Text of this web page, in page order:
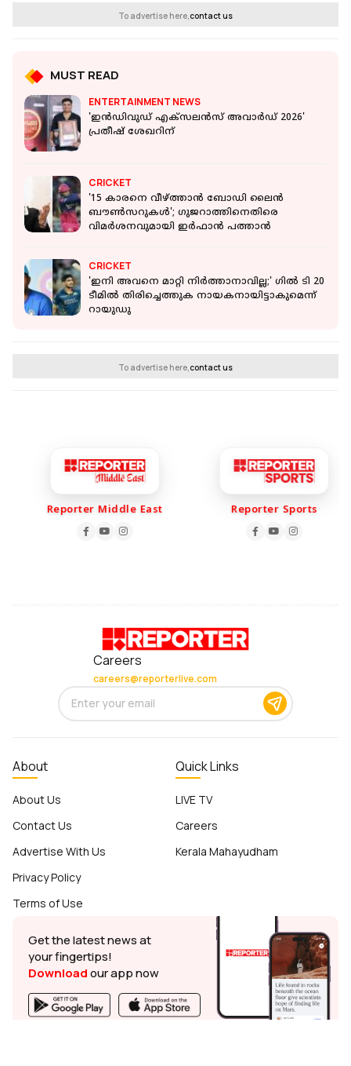
To advertise here,contact us
MUST READ
ENTERTAINMENT NEWS
'ഇൻഡിവുഡ് എക്സലൻസ് അവാർഡ് 2026'
പ്രതീഷ് ശേഖറിന്
CRICKET
'15 കാരനെ വീഴ്ത്താൻ ബോഡി ലൈൻ
ബൗൺസറുകൾ'; ഗുജറാത്തിനെതിരെ
വിമർശനവുമായി ഇർഫാൻ പത്താൻ
CRICKET
'ഇനി അവനെ മാറ്റി നിർത്താനാവില്ല;' ഗിൽ ടി 20
ടീമിൽ തിരിച്ചെത്തുക നായകനായിട്ടാകുമെന്ന്
റായുഡു
To advertise here,contact us
Reporter Middle East Reporter Sports
Careers
careers@reporterlive.com
About
About Us
Contact Us
Advertise With Us
Privacy Policy
Terms of Use
Quick Links
LIVE TV
Careers
Kerala Mahayudham
Get the latest news at
your fingertips!
Downloadour app now